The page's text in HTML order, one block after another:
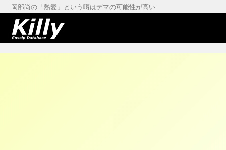
岡部尚の「熱愛」という噂はデマの可能性が高い